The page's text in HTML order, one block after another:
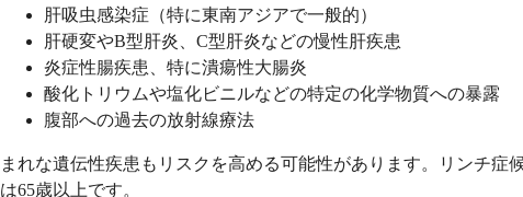
肝吸虫感染症（特に東南アジアで一般的）
肝硬変やB型肝炎、C型肝炎などの慢性肝疾患
炎症性腸疾患、特に潰瘍性大腸炎
酸化トリウムや塩化ビニルなどの特定の化学物質への暴露
腹部への過去の放射線療法
まれな遺伝性疾患もリスクを高める可能性があります。リンチ
は65歳以上です。